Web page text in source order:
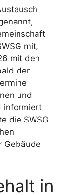
mit,
mit den
der
und
informiert
die SWSG
Gebäude
in